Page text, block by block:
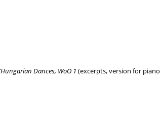
Dances, WoO 1 (excerpts, version for piano